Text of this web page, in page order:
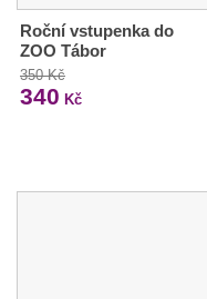
Roční vstupenka do
ZOO Tábor
350 Kč
340 Kč